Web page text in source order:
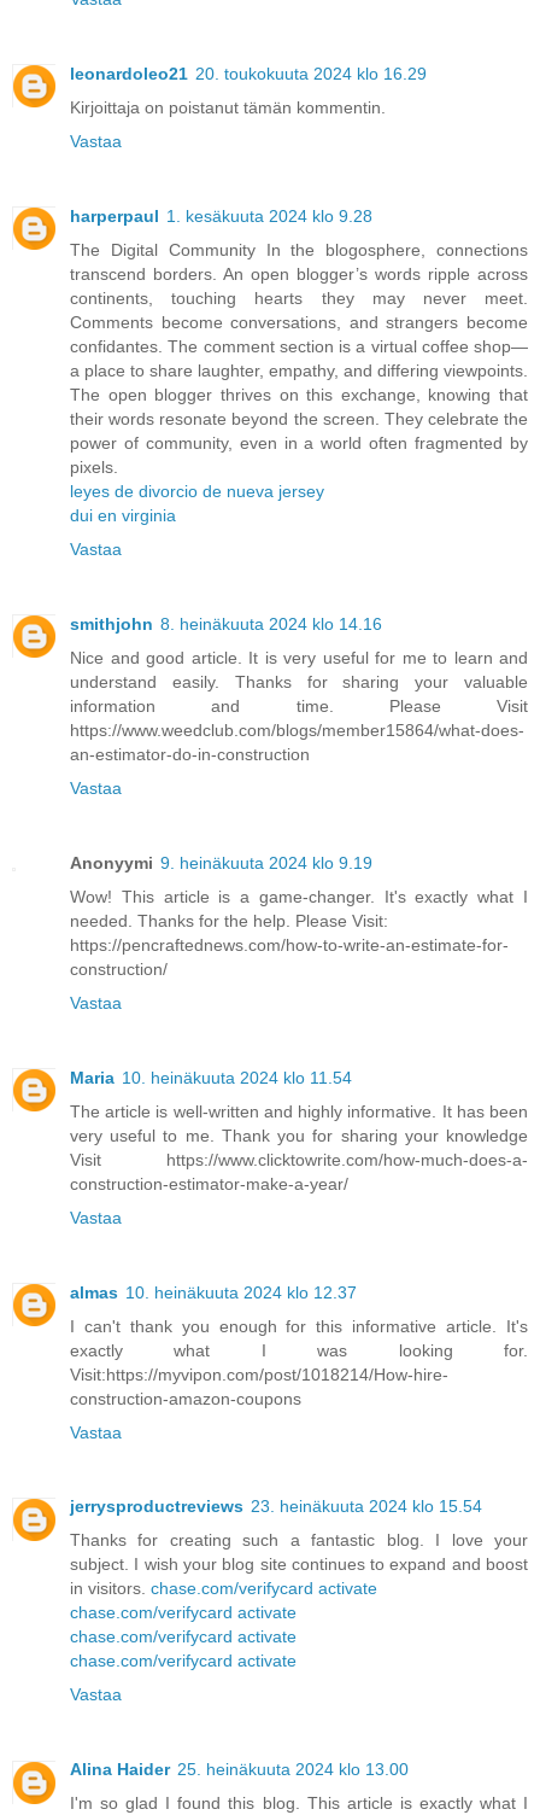
leonardoleo21 20. toukokuuta 2024 klo 16.29
Kirjoittaja on poistanut tämän kommentin.
Vastaa
harperpaul 1. kesäkuuta 2024 klo 9.28
The Digital Community In the blogosphere, connections
transcend borders. An open blogger’s words ripple across
continents, touching hearts they may never meet.
Comments become conversations, and strangers become
confidantes. The comment section is a virtual coffee shop—
a place to share laughter, empathy, and differing viewpoints.
The open blogger thrives on this exchange, knowing that
their words resonate beyond the screen. They celebrate the
power of community, even in a world often fragmented by
pixels.
leyes de divorcio de nueva jersey
dui en virginia
Vastaa
smithjohn 8. heinäkuuta 2024 klo 14.16
Nice and good article. It is very useful for me to learn and
understand easily. Thanks for sharing your valuable
information and time. Please Visit
https://www.weedclub.com/blogs/member15864/what-does-
an-estimator-do-in-construction
Vastaa
Anonyymi 9. heinäkuuta 2024 klo 9.19
Wow! This article is a game-changer. It's exactly what I
needed. Thanks for the help. Please Visit:
https://pencraftednews.com/how-to-write-an-estimate-for-
construction/
Vastaa
Maria 10. heinäkuuta 2024 klo 11.54
The article is well-written and highly informative. It has been
very useful to me. Thank you for sharing your knowledge
Visit https://www.clicktowrite.com/how-much-does-a-
construction-estimator-make-a-year/
Vastaa
almas 10. heinäkuuta 2024 klo 12.37
I can't thank you enough for this informative article. It's
exactly what I was looking for.
Visit:https://myvipon.com/post/1018214/How-hire-
construction-amazon-coupons
Vastaa
jerrysproductreviews 23. heinäkuuta 2024 klo 15.54
Thanks for creating such a fantastic blog. I love your
subject. I wish your blog site continues to expand and boost
in visitors. chase.com/verifycard activate
chase.com/verifycard activate
chase.com/verifycard activate
chase.com/verifycard activate
Vastaa
Alina Haider 25. heinäkuuta 2024 klo 13.00
I'm so glad I found this blog. This article is exactly what I